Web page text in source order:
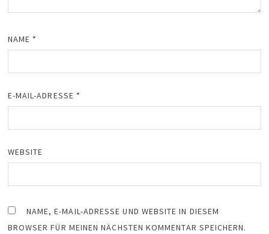
NAME *
E-MAIL-ADRESSE *
WEBSITE
NAME, E-MAIL-ADRESSE UND WEBSITE IN DIESEM
BROWSER FÜR MEINEN NÄCHSTEN KOMMENTAR SPEICHERN.